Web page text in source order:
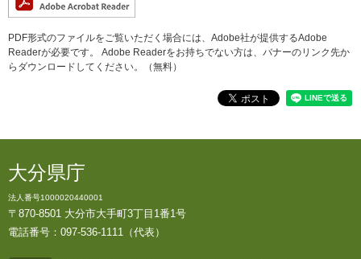
PDF形式のファイルをご覧いただく場合には、Adobe社が提供するAdobe
Readerが必要です。
Adobe Readerをお持ちでない方は、バナーのリンク先か
らダウンロードしてください。（無料）
大分県庁
法人番号1000020440001
〒870-8501 大分市大手町3丁目1番1号
電話番号：097-536-1111（代表）